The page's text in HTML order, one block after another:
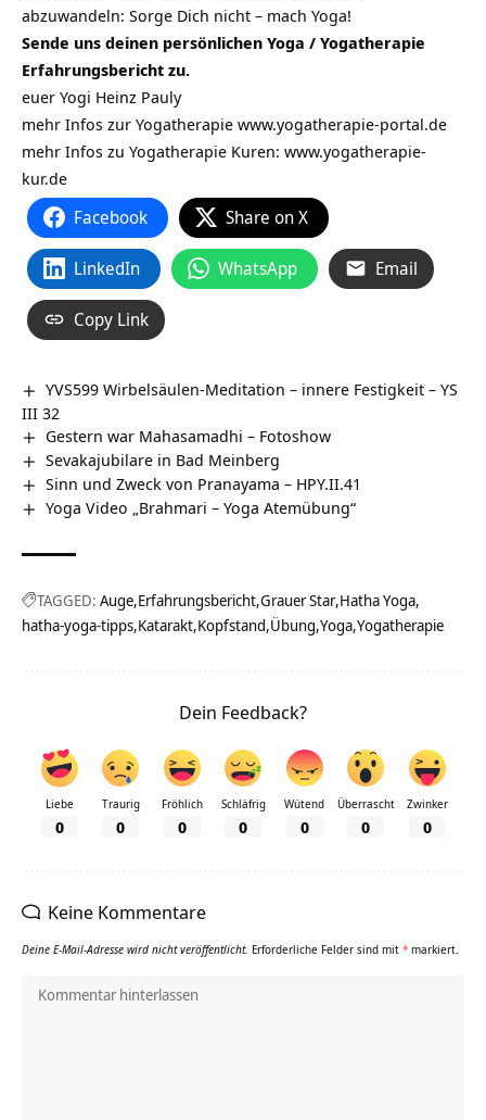
abzuwandeln: Sorge Dich nicht – mach Yoga!
Sende uns deinen persönlichen Yoga / Yogatherapie
Erfahrungsbericht zu.
euer Yogi Heinz Pauly
mehr Infos zur Yogatherapie www.yogatherapie-portal.de
mehr Infos zu Yogatherapie Kuren: www.yogatherapie-
kur.de
Facebook Share on X
LinkedIn WhatsApp Email
Copy Link
YVS599 Wirbelsäulen-Meditation – innere Festigkeit – YS
III 32
Gestern war Mahasamadhi – Fotoshow
Sevakajubilare in Bad Meinberg
Sinn und Zweck von Pranayama – HPY.II.41
Yoga Video „Brahmari – Yoga Atemübung“
TAGGED: Auge Erfahrungsbericht Grauer Star Hatha Yoga
hatha-yoga-tipps Katarakt Kopfstand Übung Yoga Yogatherapie
Dein Feedback?
Liebe
0
Traurig
0
Fröhlich
0
Schläfrig
0
Wütend
0
Überrascht
0
Zwinker
0
Keine Kommentare
Deine E-Mail-Adresse wird nicht veröffentlicht. Erforderliche Felder sind mit * markiert.